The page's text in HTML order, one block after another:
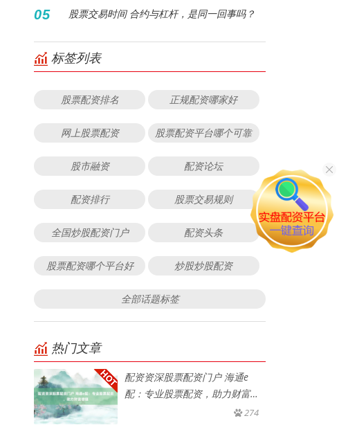
05 股票交易时间 合约与杠杆，是同一回事吗？
标签列表
股票配资排名 正规配资哪家好
网上股票配资 股票配资平台哪个可靠
股市融资 配资论坛
配资排行 股票交易规则
全国炒股配资门户 配资头条
股票配资哪个平台好 炒股炒股配资
全部话题标签
热门文章
配资资深股票配资门户 海通e
配：专业股票配资，助力财富增
274